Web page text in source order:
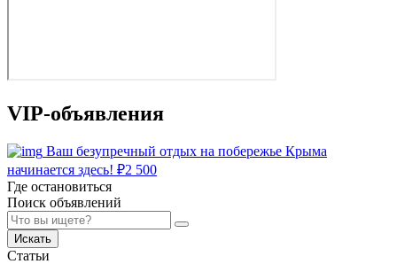
VIP-объявления
Ваш безупречный отдых на побережье Крыма
начинается здесь! ₽2 500
Где остановиться
Поиск объявлений
Искать
Статьи